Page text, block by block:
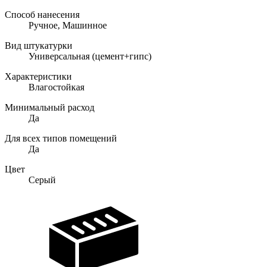
Способ нанесения
Ручное, Машинное
Вид штукатурки
Универсальная (цемент+гипс)
Характеристики
Влагостойкая
Минимальный расход
Да
Для всех типов помещений
Да
Цвет
Серый